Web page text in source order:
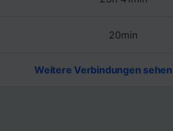
20min
Weitere Verbindungen sehen